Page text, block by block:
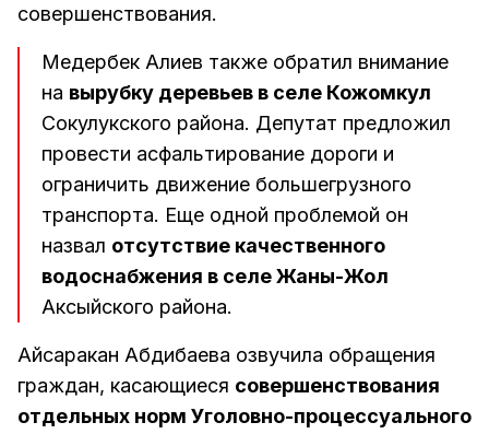
совершенствования.
Медербек Алиев также обратил внимание
на вырубку деревьев в селе Кожомкул
Сокулукского района. Депутат предложил
провести асфальтирование дороги и
ограничить движение большегрузного
транспорта. Еще одной проблемой он
назвал отсутствие качественного
водоснабжения в селе Жаны-Жол
Аксыйского района.
Айсаракан Абдибаева озвучила обращения
граждан, касающиеся совершенствования
отдельных норм Уголовно-процессуального